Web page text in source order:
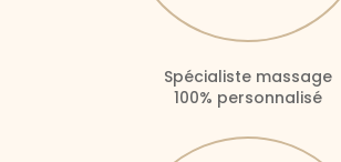
Spécialiste massage
100% personnalisé